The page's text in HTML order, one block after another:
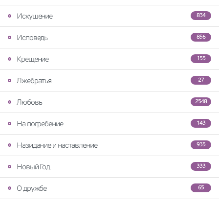
834
Искушение
856
Исповедь
155
Крещение
27
Лжебратья
2548
Любовь
143
На погребение
935
Назидание и наставление
333
Новый Год
65
О дружбе